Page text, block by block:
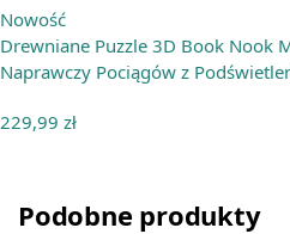
Nowość
Drewniane Puzzle 3D Book Nook
Naprawczy Pociągów z
229,99 zł
Podobne produkty